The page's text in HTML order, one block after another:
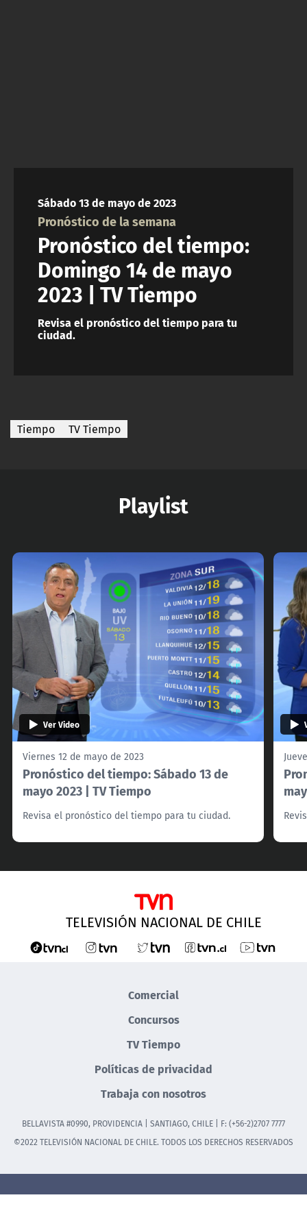
Sábado 13 de mayo de 2023
Pronóstico de la semana
Pronóstico del tiempo:
Domingo 14 de mayo
2023 | TV Tiempo
Revisa el pronóstico del tiempo para tu
ciudad.
Tiempo TV Tiempo
Playlist
Ver Video
Viernes 12 de mayo de 2023
Pronóstico del tiempo: Sábado 13 de
mayo 2023 | TV Tiempo
Revisa el pronóstico del tiempo para tu ciudad.
TELEVISIÓN NACIONAL DE CHILE
Comercial
Concursos
TV Tiempo
Políticas de privacidad
Trabaja con nosotros
BELLAVISTA #0990, PROVIDENCIA | SANTIAGO, CHILE | F: (+56-2)2707 7777
©2022 TELEVISIÓN NACIONAL DE CHILE. TODOS LOS DERECHOS RESERVADOS